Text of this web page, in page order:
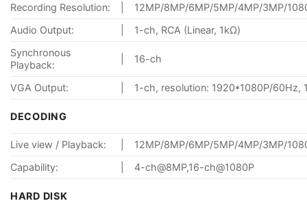
Recording Resolution:
12MP/8MP/6MP/5MP/4MP/3MP/
Audio Output:
1-ch, RCA (Linear, 1kΩ)
Synchronous
Playback:
16-ch
VGA Output: 1-ch, resolution: 1920*1080P/
DECODING
Live view / Playback:
12MP/8MP/6MP/5MP/4MP/3MP/
Capability:
4-ch@8MP,16-ch@1080P
HARD DISK